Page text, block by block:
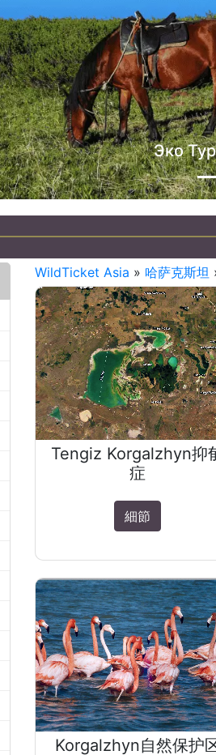
Эко
WildTicket Asia » 哈萨克斯坦
Tengiz Korgalzhyn抑
症
細節
Korgalzhyn自然保护